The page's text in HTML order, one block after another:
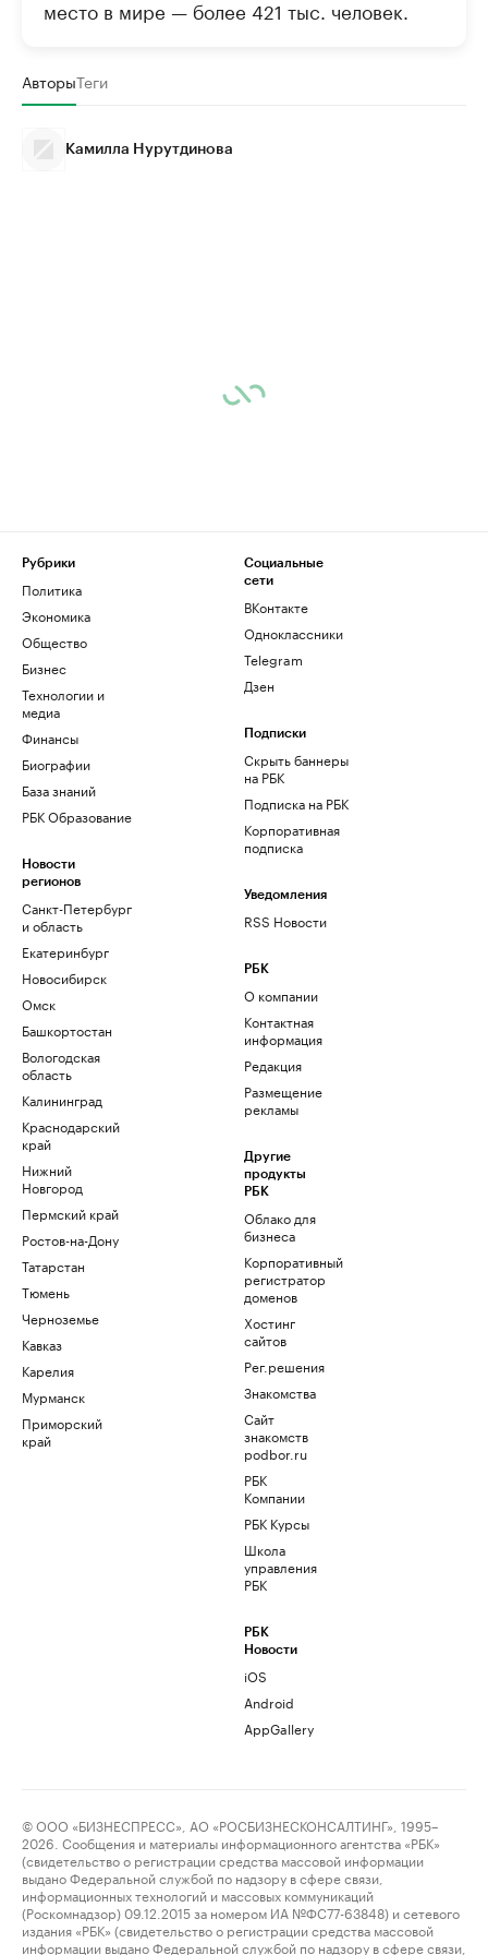
место в мире — более 421 тыс. человек.
АвторыТеги
Камилла Нурутдинова
Рубрики
Политика
Экономика
Общество
Бизнес
Технологии и
медиа
Финансы
Биографии
База знаний
РБК Образование
Новости
регионов
Санкт-Петербург
и область
Екатеринбург
Новосибирск
Омск
Башкортостан
Вологодская
область
Калининград
Краснодарский
край
Нижний
Новгород
Пермский край
Ростов-на-Дону
Татарстан
Тюмень
Черноземье
Кавказ
Карелия
Мурманск
Приморский
край
Социальные
сети
ВКонтакте
Одноклассники
Telegram
Дзен
Подписки
Скрыть баннеры
на РБК
Подписка на РБК
Корпоративная
подписка
Уведомления
RSS Новости
РБК
О компании
Контактная
информация
Редакция
Размещение
рекламы
Другие
продукты
РБК
Облако для
бизнеса
Корпоративный
регистратор
доменов
Хостинг
сайтов
Рег.решения
Знакомства
Сайт
знакомств
podbor.ru
РБК
Компании
РБК Курсы
Школа
управления
РБК
РБК
Новости
iOS
Android
AppGallery
© ООО «БИЗНЕСПРЕСС», АО «РОСБИЗНЕСКОНСАЛТИНГ», 1995–
2026. Сообщения и материалы информационного агентства «РБК»
(свидетельство о регистрации средства массовой информации
выдано Федеральной службой по надзору в сфере связи,
информационных технологий и массовых коммуникаций
(Роскомнадзор) 09.12.2015 за номером ИА №ФС77-63848) и сетевого
издания «РБК» (свидетельство о регистрации средства массовой
информации выдано Федеральной службой по надзору в сфере связи,